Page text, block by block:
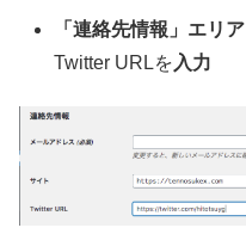
「連絡先情報」エリア
Twitter URLを 入力